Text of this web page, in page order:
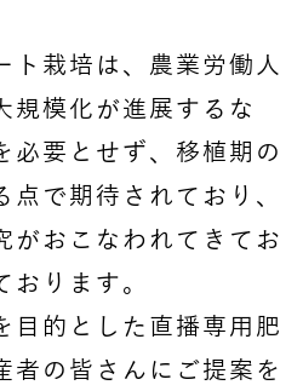
ト栽培は、農業労働人
規模化が進展するな
必要とせず、移植期の
点で期待されており、
がおこなわれてきてお
おります。
目的とした直播専用肥
者の皆さんにご提案を